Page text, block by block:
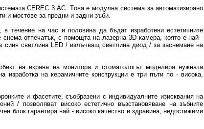
CEREC 3 AC. Tова е модулна система за автоматизирано
и мостове за предни и задни зъби.
течение на час и половина да бъдат изработени естетичните
отпечатък, с помощта на лазерна 3D камера, която е най -
синя светлина LED / излъчващ светлина диод / за заснемане на
на екрана на монитора и стоматологът моделира нужната
изработка на керамичните конструкции е три пъти по - висока,
и фасетите, съобразени с индивидуалните изисквания на
/ позволяват високо естетично възстановяване на зъбните
блок гарантира най - високо качество и здравина, недостижими